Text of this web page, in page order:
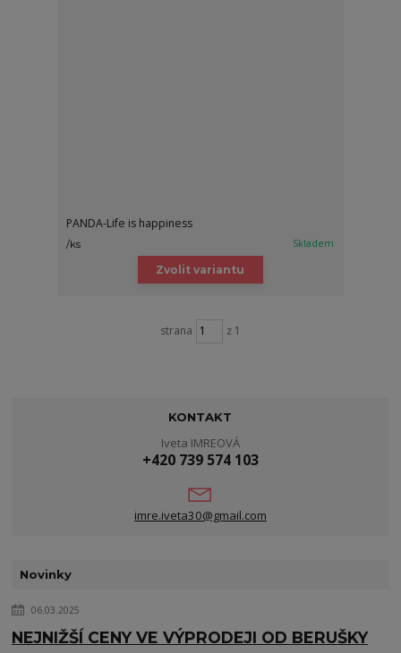
PANDA-Life is happiness
/ks Skladem
Zvolit variantu
strana z 1
KONTAKT
Iveta IMREOVÁ
+420 739 574 103
imre.iveta30@gmail.com
Novinky
06.03.2025
NEJNIŽŠÍ CENY VE VÝPRODEJI OD BERUŠKY